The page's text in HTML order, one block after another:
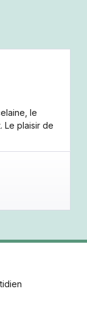
le
Le plaisir de